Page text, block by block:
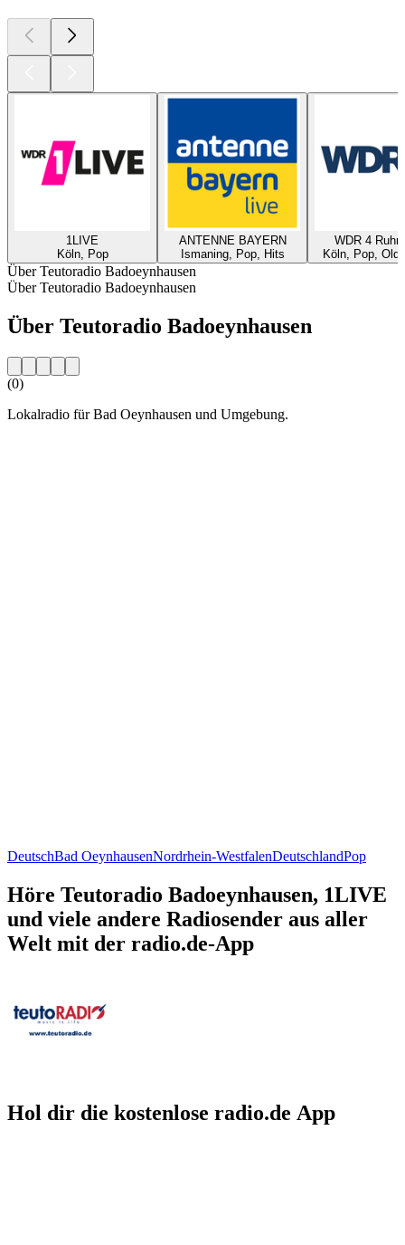
1LIVE
Köln, Pop
ANTENNE BAYERN
Ismaning, Pop, Hits
WDR 4
Köln, Pop,
Über Teutoradio Badoeynhausen
Über Teutoradio Badoeynhausen
Über Teutoradio Badoeynhausen
(0)
Lokalradio für Bad Oeynhausen und Umgebung.
DeutschBad OeynhausenNordrhein-WestfalenDeutschlandPop
Höre Teutoradio Badoeynhausen, 1LIVE
und viele andere Radiosender aus aller
Welt mit der radio.de-App
Hol dir die kostenlose radio.de App